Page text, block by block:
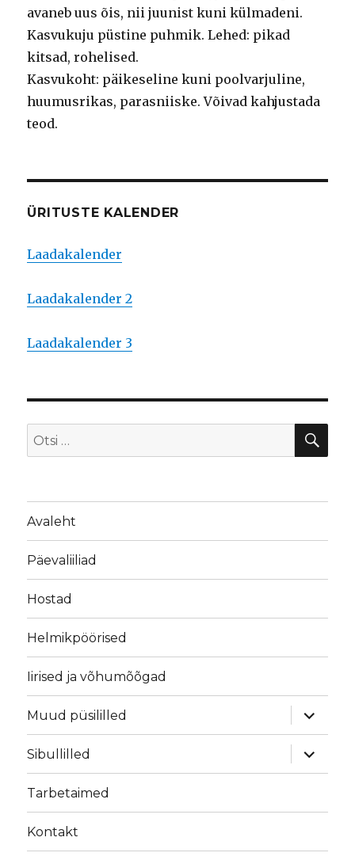
avaneb uus õis, nii juunist kuni külmadeni.
Kasvukuju püstine puhmik. Lehed: pikad
kitsad, rohelised.
Kasvukoht: päikeseline kuni poolvarjuline,
huumusrikas, parasniiske. Võivad kahjustada
teod.
ÜRITUSTE KALENDER
Laadakalender
Laadakalender 2
Laadakalender 3
Otsi:
Avaleht
Päevaliiliad
Hostad
Helmikpöörised
Iirised ja võhumõõgad
Muud püsililled
laienda
Sibullilled
laienda
Tarbetaimed
Kontakt